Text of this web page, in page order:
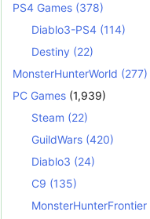
PS4 Games (378)
Diablo3-PS4 (114)
Destiny (22)
MonsterHunterWorld (277)
PC Games (1,939)
Steam (22)
GuildWars (420)
Diablo3 (24)
C9 (135)
MonsterHunterFrontier